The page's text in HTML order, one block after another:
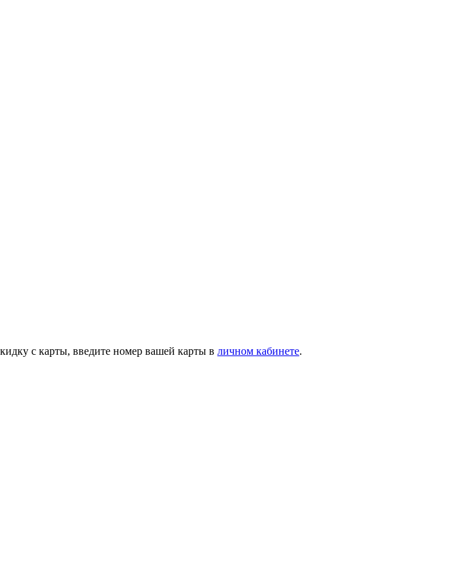
с карты, введите номер вашей карты в личном кабинете.